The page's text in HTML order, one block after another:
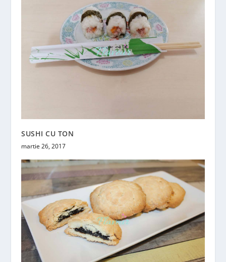
SUSHI CU TON
martie 26, 2017